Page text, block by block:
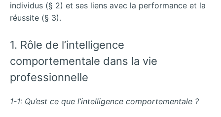
individus (§ 2) et ses liens avec la performance et la
réussite (§ 3).
1. Rôle de l’intelligence
comportementale dans la vie
professionnelle
1-1: Qu’est ce que l’intelligence comportementale ?